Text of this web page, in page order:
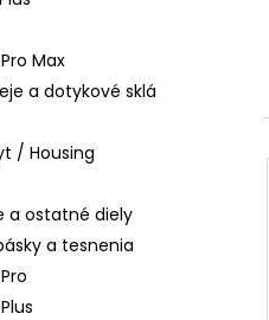
Max
a dotykové sklá
/ Housing
a ostatné diely
a tesnenia
PRO - ZADNÁ KAMERA